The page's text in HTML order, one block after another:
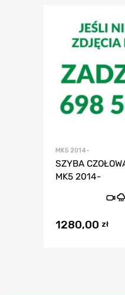
MK5 2014-
SZYBA
MK5 2014-
1280,00 zł